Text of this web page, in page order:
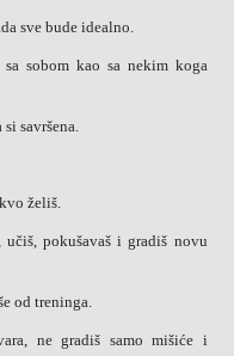
sve bude idealno.
sa sobom kao sa nekim koga
savršena.
želiš.
pokušavaš i gradiš novu
od treninga.
ne gradiš samo mišiće i